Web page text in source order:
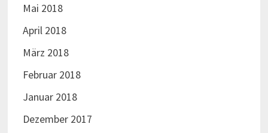
Mai 2018
April 2018
März 2018
Februar 2018
Januar 2018
Dezember 2017